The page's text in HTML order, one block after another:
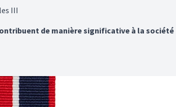
III
de manière significative à la société